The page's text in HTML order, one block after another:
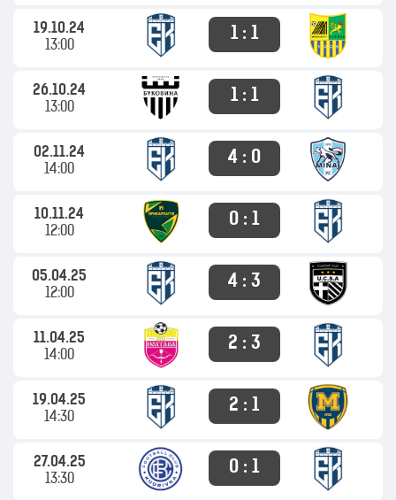
19.10.24
13:00
1 : 1
26.10.24
13:00
1 : 1
02.11.24
14:00
4 : 0
10.11.24
12:00
0 : 1
05.04.25
12:00
4 : 3
11.04.25
14:00
2 : 3
19.04.25
14:30
2 : 1
27.04.25
13:30
0 : 1